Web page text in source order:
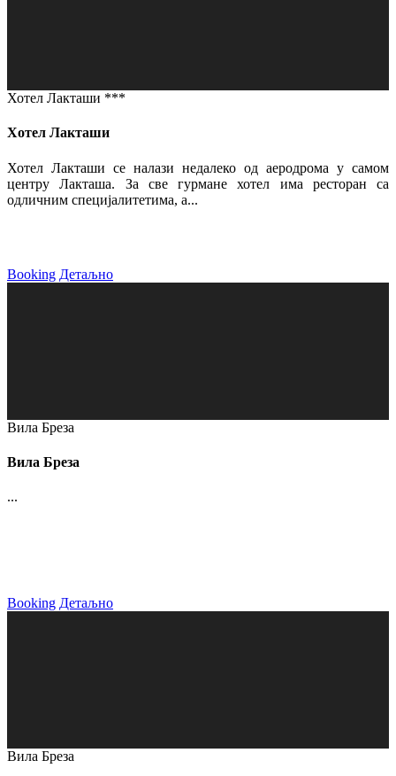
Хотел Лакташи ***
Хотел Лакташи
Хотел Лакташи се налази недалеко од аеродрома у самом
центру Лакташа. За све гурмане хотел има ресторан са
одличним специјалитетима, а...
Booking Детаљно
Вила Бреза
Вила Бреза
...
Booking Детаљно
Вила Бреза